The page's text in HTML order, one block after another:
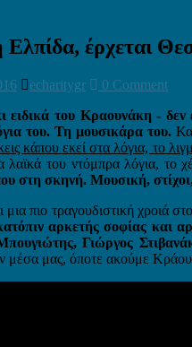
έρχεται
echaritygr
0 Comment
ειδικά του Κραουνάκη -
του. Τη μουσικάρα του.
κάπου εκεί στα λόγια,
λαϊκά του ντόμπρα λόγια,
στη σκηνή. Μουσική,
πιο τραγουδιστική χροιά
αρκετής σοφίας και
Γιώργος
μέσα μας, όποτε ακούμε